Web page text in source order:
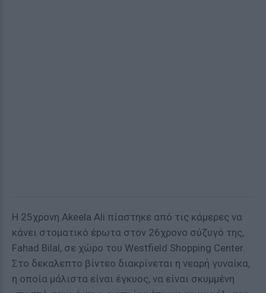
Η 25χρονη Akeela Ali πίαστηκε από τις κάμερες να
κάνει στοματικό έpωτα στον 26χρονο σύζυγό της,
Fahad Bilal, σε χώρο του Westfield Shopping Center.
Στο δεκαλεπτο βίντεο διακρίνεται η νεαρή γυναίκα,
η οποία μάλιστα είναι έγκυος, να είναι σκυμμένη